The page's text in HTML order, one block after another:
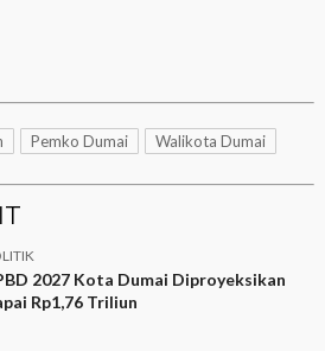
Pemko Dumai Walikota Dumai
2027 Kota Dumai Diproyeksikan
Rp1,76 Triliun